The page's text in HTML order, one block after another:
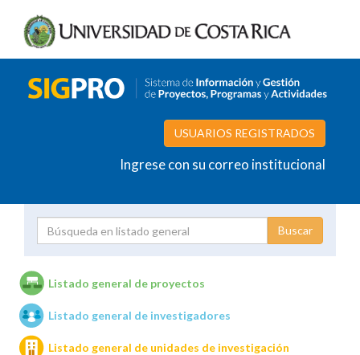
USUARIOS REGISTRADOS
Ingrese con su correo institucional
Unidades de investigación
Listado general de proyectos
Listado general de investigadores
Listado general de unidades de investigación